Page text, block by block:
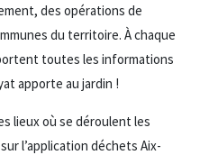
des opérations de
du territoire. À chaque
toutes les informations
apporte au jardin !
lieux où se déroulent les
l’application déchets Aix-